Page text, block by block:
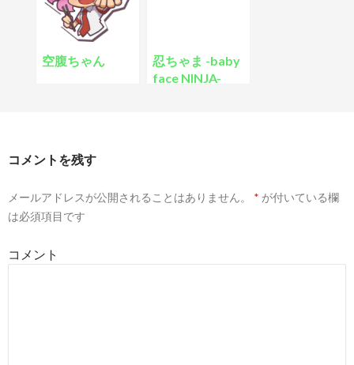
空腹ちゃん
忍ちゃま -baby
face NINJA-
コメントを残す
メールアドレスが公開されることはありません。 * が付いている欄
は必須項目です
コメント